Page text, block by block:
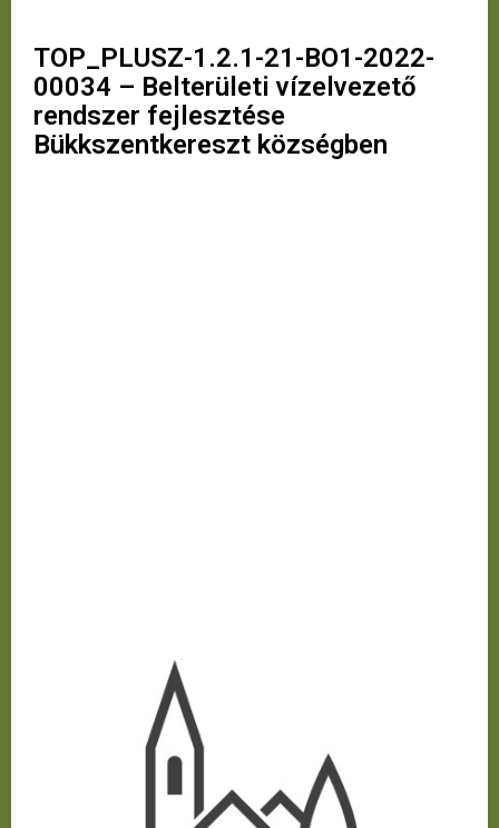
TOP_PLUSZ-1.2.1-21-BO1-2022-
00034 – Belterületi vízelvezető
rendszer fejlesztése
Bükkszentkereszt községben